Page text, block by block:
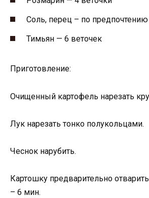
Соль, перец – по предпочтению
Тимьян — 6 веточек
Приготовление:
Очищенный картофель нарезать
Лук нарезать тонко полукольцами.
Чеснок нарубить.
Картошку предварительно
– 6 мин.